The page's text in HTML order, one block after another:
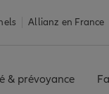
Allianz en France
& prévoyance